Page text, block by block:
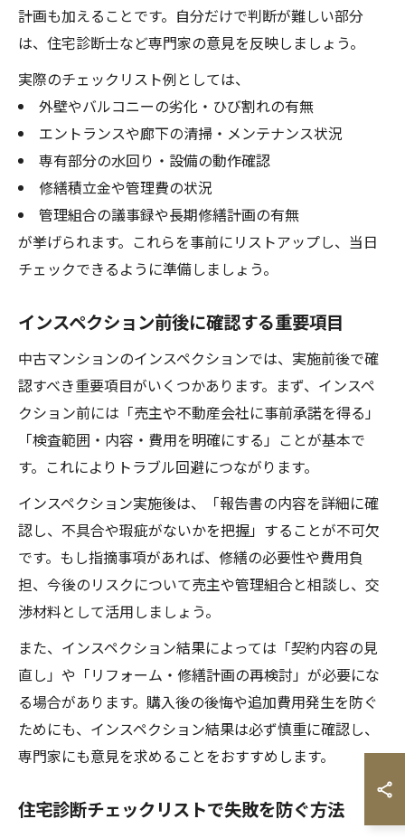
計画も加えることです。自分だけで判断が難しい部分
は、住宅診断士など専門家の意見を反映しましょう。
実際のチェックリスト例としては、
外壁やバルコニーの劣化・ひび割れの有無
エントランスや廊下の清掃・メンテナンス状況
専有部分の水回り・設備の動作確認
修繕積立金や管理費の状況
管理組合の議事録や長期修繕計画の有無
が挙げられます。これらを事前にリストアップし、当日
チェックできるように準備しましょう。
インスペクション前後に確認する重要項目
中古マンションのインスペクションでは、実施前後で確
認すべき重要項目がいくつかあります。まず、インスペ
クション前には「売主や不動産会社に事前承諾を得る」
「検査範囲・内容・費用を明確にする」ことが基本で
す。これによりトラブル回避につながります。
インスペクション実施後は、「報告書の内容を詳細に確
認し、不具合や瑕疵がないかを把握」することが不可欠
です。もし指摘事項があれば、修繕の必要性や費用負
担、今後のリスクについて売主や管理組合と相談し、交
渉材料として活用しましょう。
また、インスペクション結果によっては「契約内容の見
直し」や「リフォーム・修繕計画の再検討」が必要にな
る場合があります。購入後の後悔や追加費用発生を防ぐ
ためにも、インスペクション結果は必ず慎重に確認し、
専門家にも意見を求めることをおすすめします。
住宅診断チェックリストで失敗を防ぐ方法